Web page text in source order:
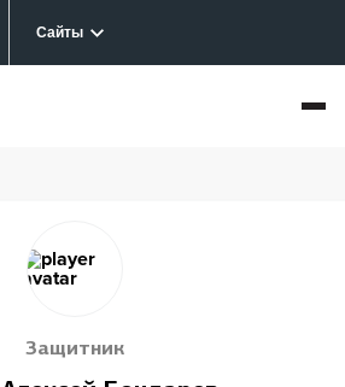
Сайты
Защитник